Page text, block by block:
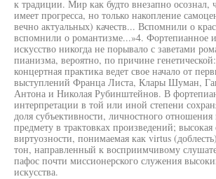
к традиции. Мир как будто внезапно осознал,
имеет прогресса, но только накопление
вечно актуальных) качеств... Вспомнили о
вспомнили о романтизме...»4. Фортепианное
искусство никогда не порывало с заветами
пианизма, вероятно, по причине
концертная практика ведет свое начало от
выступлений Франца Листа, Клары Шуман,
Антона и Николая Рубинштейнов. В
интерпретации в той или иной степени
доля субъективности, личностного
предмету в трактовках произведений; высокая
виртуозности, понимаемая как virtus
тон, направленный к восприимчивому
пафос почти миссионерского служения
искусства.